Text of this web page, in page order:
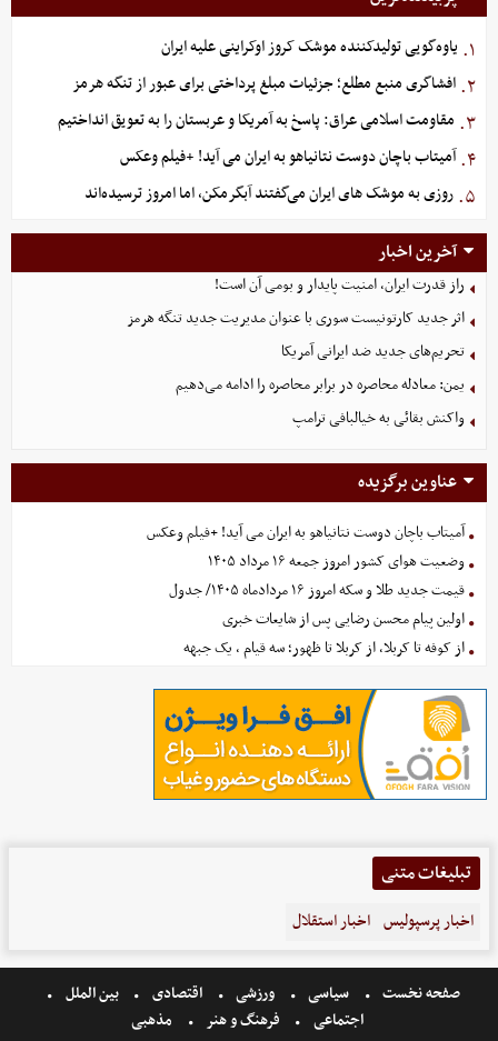
۱. یاوه‌گویی تولیدکننده موشک کروز اوکراینی علیه ایران
۲. افشاگری منبع مطلع؛ جزئیات مبلغ پرداختی برای عبور از تنگه هرمز
۳. مقاومت اسلامی عراق: پاسخ به آمریکا و عربستان را به تعویق انداختیم
۴. آمیتاب باچان دوست نتانیاهو به ایران می آید! +فیلم وعکس
۵. روزی به موشک‌ های ایران می‌گفتند آبگرمکن، اما امروز ترسیده‌اند
آخرین اخبار
راز قدرت ایران، امنیت پایدار و بومی آن است!
اثر جدید کارتونیست سوری با عنوان مدیریت جدید تنگه هرمز
تحریم‌های جدید ضد ایرانی آمریکا
یمن: معادله محاصره در برابر محاصره را ادامه می‌دهیم
واکنش بقائی به خیالبافی ترامپ
عناوین برگزیده
آمیتاب باچان دوست نتانیاهو به ایران می آید! +فیلم وعکس
وضعیت هوای کشور امروز جمعه ۱۶ مرداد ۱۴۰۵
قیمت جدید طلا و سکه امروز ۱۶ مردادماه ۱۴۰۵/ جدول
اولین پیام محسن رضایی پس از شایعات خبری
از کوفه تا کربلا، از کربلا تا ظهور؛ سه قیام ، یک جبهه
تبلیغات متنی
اخبار پرسپولیس اخبار استقلال
صفحه نخست سیاسی ورزشی اقتصادی
بین الملل
اجتماعی
فرهنگ و هنر مذهبی